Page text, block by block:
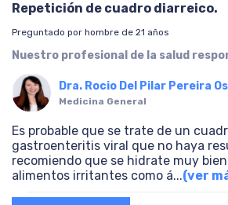
Repetición de cuadro diarreico.
Preguntado por hombre de 21 años
Nuestro profesional de la salud
Dra. Rocio Del Pilar Pereira
Medicina General
Es probable que se trate de un
gastroenteritis viral que no haya
recomiendo que se hidrate muy
alimentos irritantes como á...(ver